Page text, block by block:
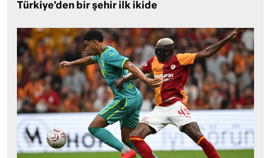
Türkiye’den bir şehir ilk ikide